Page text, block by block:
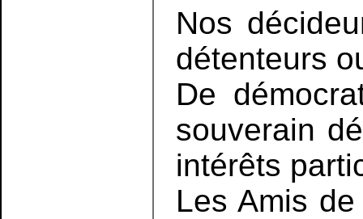
Nos
détenteurs
De
souverain
intérêts
Les Amis